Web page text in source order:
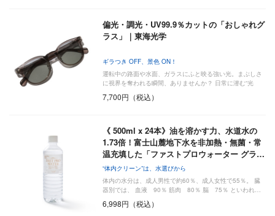
偏光・調光・UV99.9％カットの「おしゃれグ
ラス」｜東海光学
ギラつき OFF、景色 ON！
運転中の路面や水面、ガラスにふと映る強い光。まぶしさ
に視界を奪われる瞬間、ありませんか？ 日常に潜む“光
7,700円（税込）
《 500ml x 24本》油を溶かす力、水道水の
1.73倍！富士山麓地下水を非加熱・無菌・常
温充填した「ファストプロウォーター グラ…
“体内クリーン”は、水選びから
体内の水分は、成人男性で約60％、成人女性で55％。 臓
器別では、 血液 90％ 筋肉 80％ 脳 75％ といわれ…
6,998円（税込）